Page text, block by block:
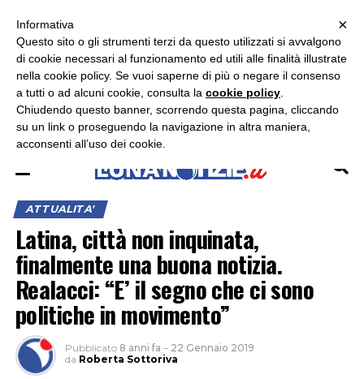
ASCOLTA RADIO LUNA
ATTUALITA'
Latina, città non inquinata,
finalmente una buona notizia.
Realacci: “E’ il segno che ci sono
politiche in movimento”
Pubblicato 8 anni fa – 22 Gennaio 2019
da Roberta Sottoriva
×
×
Informativa
Questo sito o gli strumenti terzi da questo utilizzati si avvalgono
di cookie necessari al funzionamento ed utili alle finalità illustrate
nella cookie policy. Se vuoi saperne di più o negare il consenso
a tutti o ad alcuni cookie, consulta la cookie policy
Chiudendo questo banner, scorrendo questa pagina, cliccando
su un link o proseguendo la navigazione in altra maniera,
acconsenti all’uso dei cookie.